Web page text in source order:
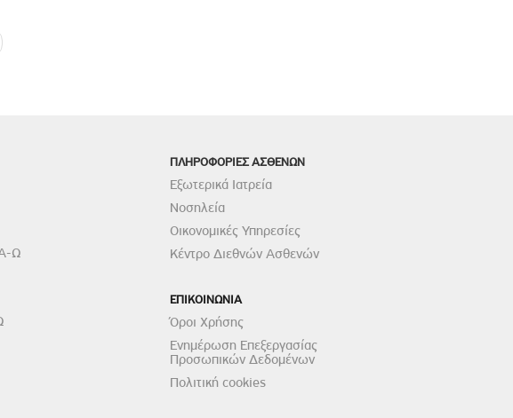
Α-Ω
ΠΛΗΡΟΦΟΡΙΕΣ ΑΣΘΕΝΩΝ
Εξωτερικά Ιατρεία
Νοσηλεία
Οικονομικές Υπηρεσίες
Κέντρο Διεθνών Ασθενών
ΕΠΙΚΟΙΝΩΝΙΑ
Όροι Χρήσης
Ενημέρωση Επεξεργασίας
Προσωπικών Δεδομένων
Πολιτική cookies